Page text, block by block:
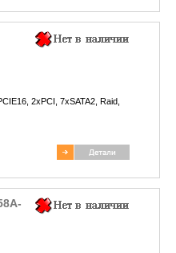
2xPCI, 7xSATA2, Raid,